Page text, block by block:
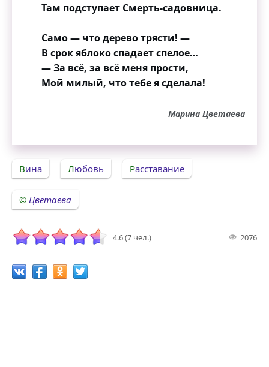
Там подступает Смерть-садовница.
Само — что дерево трясти! —
В срок яблоко спадает спелое…
— За всё, за всё меня прости,
Мой милый, что тебе я сделала!
Марина Цветаева
Вина Любовь Расставание
Цветаева
4.6 (7 чел.) 2076